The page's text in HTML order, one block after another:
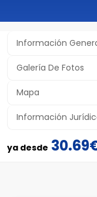
Información
Galería De Fotos
Mapa
Información
ya desde